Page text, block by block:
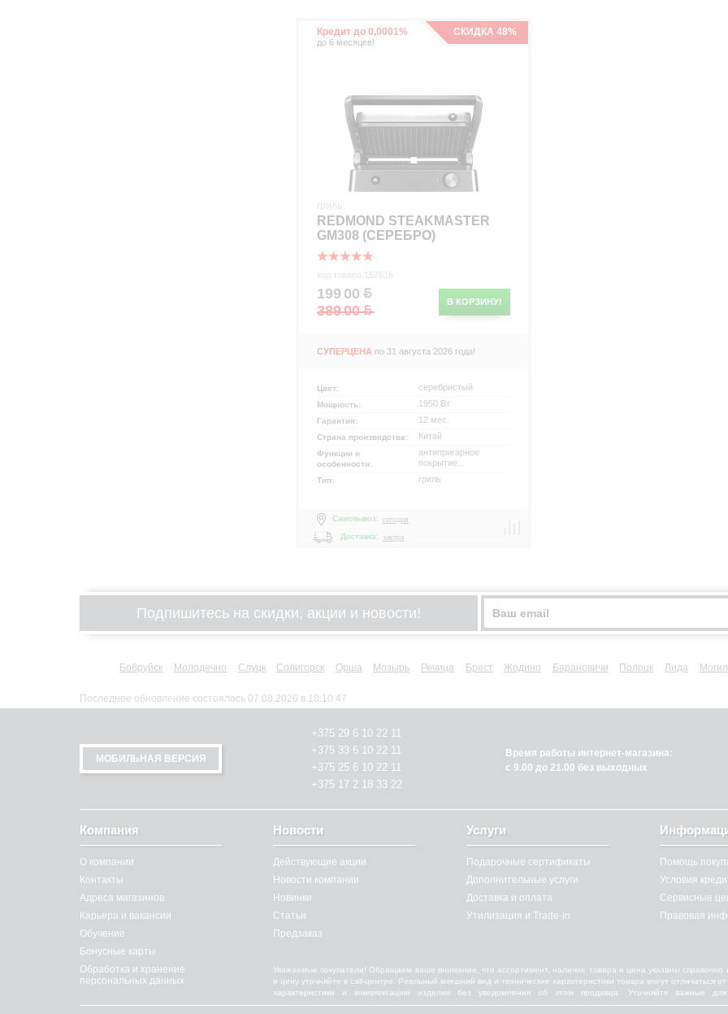
Кредит до 0,0001%
до 6 месяцев!
СКИДКА 48%
гриль
REDMOND STEAKMASTER
GM308 (СЕРЕБРО)
код товара 157616
В КОРЗИНУ!
199.00
389.00
СУПЕРЦЕНА по 31 августа 2026 года!
Цвет: серебристый
Мощность: 1950 Вт
Гарантия: 12 мес.
Страна производства: Китай
Функции и
особенности:
антипригарное
покрытие...
Тип: гриль
Самовывоз: сегодня
Доставка:
завтра
Подпишитесь на скидки, акции и новости!
Бобруйск Молодечно Слуцк Солигорск Орша Мозырь Речица Брест Жодино Барановичи Полоцк Лида
Последнее обновление состоялось 07.08.2026 в 18:10:47
МОБИЛЬНАЯ ВЕРСИЯ
+375 29 6 10 22 11
+375 33 6 10 22 11
+375 25 6 10 22 11
+375 17 2 18 33 22
Время работы интернет-магазина:
с 9.00 до 21.00 без выходных
Компания
О компании
Контакты
Адреса магазинов
Карьера и вакансии
Обучение
Бонусные карты
Обработка и хранение
персональных данных
Новости
Действующие акции
Новости компании
Новинки
Статьи
Предзаказ
Услуги
Подарочные сертификаты
Дополнительные услуги
Доставка и оплата
Утилизация и Trade-in
Помощь
Условия
Сервисные
Правовая
Уважаемые покупатели! Обращаем ваше внимание, что ассортимент, наличие товара и цена указаны справочно
и цену уточняйте в call-центре. Реальный внешний вид и технические характеристики товара могут отличаться
характеристики и комплектацию изделия без уведомления об этом продавца. Уточняйте важные